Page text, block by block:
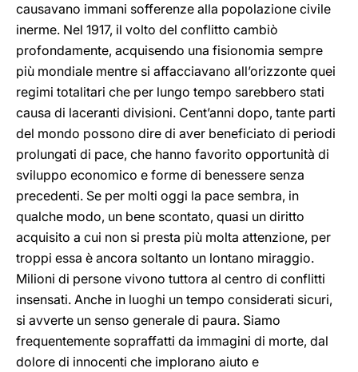
causavano immani sofferenze alla popolazione civile
inerme. Nel 1917, il volto del conflitto cambiò
profondamente, acquisendo una fisionomia sempre
più mondiale mentre si affacciavano all’orizzonte quei
regimi totalitari che per lungo tempo sarebbero stati
causa di laceranti divisioni. Cent’anni dopo, tante parti
del mondo possono dire di aver beneficiato di periodi
prolungati di pace, che hanno favorito opportunità di
sviluppo economico e forme di benessere senza
precedenti. Se per molti oggi la pace sembra, in
qualche modo, un bene scontato, quasi un diritto
acquisito a cui non si presta più molta attenzione, per
troppi essa è ancora soltanto un lontano miraggio.
Milioni di persone vivono tuttora al centro di conflitti
insensati. Anche in luoghi un tempo considerati sicuri,
si avverte un senso generale di paura. Siamo
frequentemente sopraffatti da immagini di morte, dal
dolore di innocenti che implorano aiuto e